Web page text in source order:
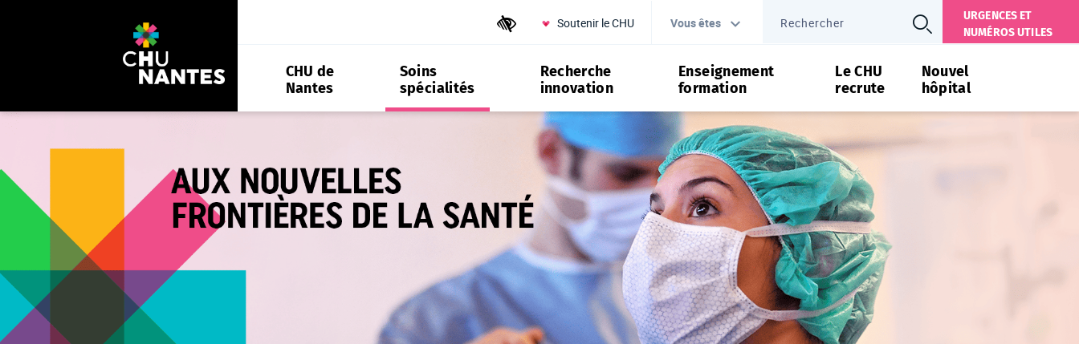
Outils d'accessibilité
Soutenir le CHU Vous êtes
URGENCES ET
NUMÉROS UTILES
CHU de
Nantes
Soins
spécialités
Recherche
innovation
Enseignement
formation
Le CHU
recrute
Nouvel
hôpital